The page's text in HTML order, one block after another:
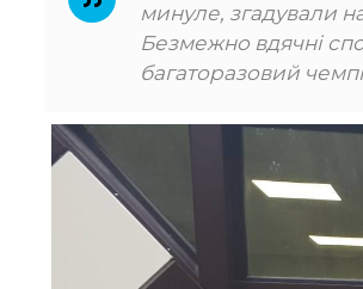
минуле, згадували
Безмежно вдячні
багаторазовий